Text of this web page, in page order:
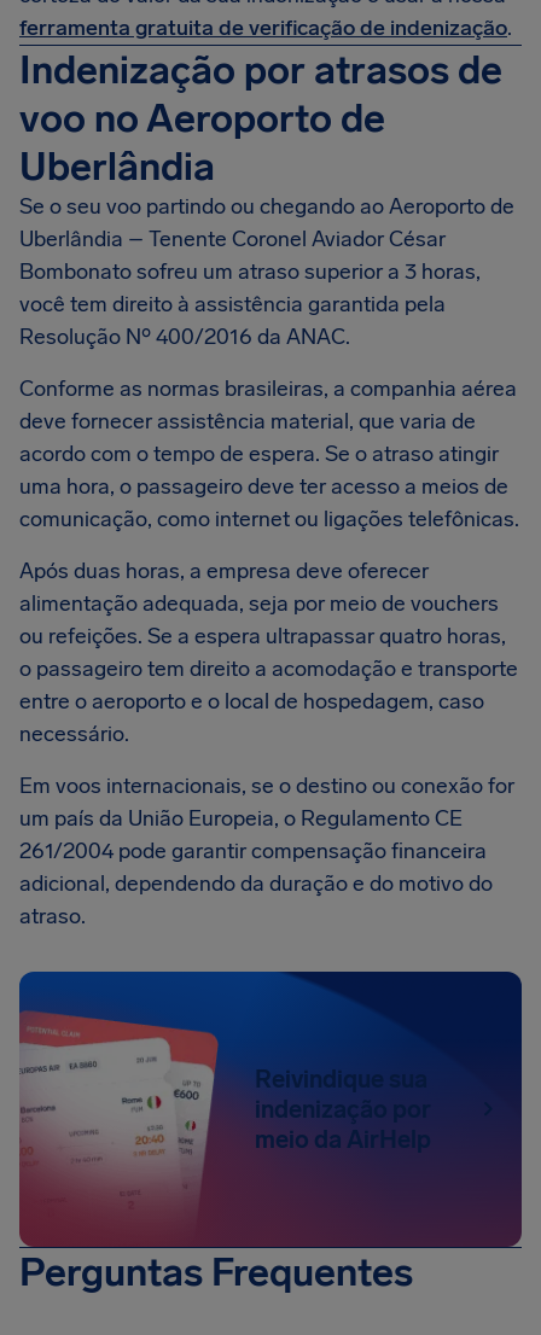
ferramenta gratuita de verificação de indenização.
Indenização por atrasos de
voo no Aeroporto de
Uberlândia
Se o seu voo partindo ou chegando ao Aeroporto de
Uberlândia – Tenente Coronel Aviador César
Bombonato sofreu um atraso superior a 3 horas,
você tem direito à assistência garantida pela
Resolução Nº 400/2016 da ANAC.
Conforme as normas brasileiras, a companhia aérea
deve fornecer assistência material, que varia de
acordo com o tempo de espera. Se o atraso atingir
uma hora, o passageiro deve ter acesso a meios de
comunicação, como internet ou ligações telefônicas.
Após duas horas, a empresa deve oferecer
alimentação adequada, seja por meio de vouchers
ou refeições. Se a espera ultrapassar quatro horas,
o passageiro tem direito a acomodação e transporte
entre o aeroporto e o local de hospedagem, caso
necessário.
Em voos internacionais, se o destino ou conexão for
um país da União Europeia, o Regulamento CE
261/2004 pode garantir compensação financeira
adicional, dependendo da duração e do motivo do
atraso.
Reivindique sua
indenização por
meio da AirHelp
Perguntas Frequentes